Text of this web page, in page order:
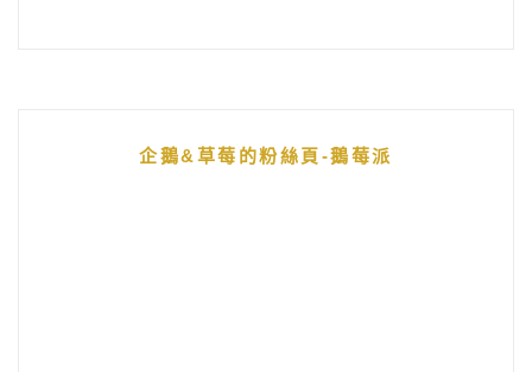
企鵝&草莓的粉絲頁-鵝莓派